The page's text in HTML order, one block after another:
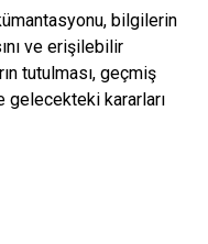
bilgilerin
ve erişilebilir
tutulması, geçmiş
gelecekteki kararları